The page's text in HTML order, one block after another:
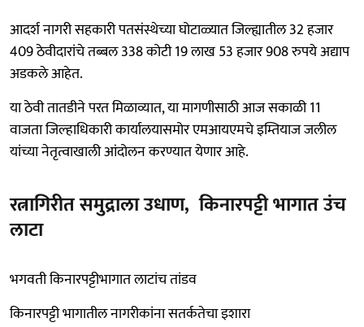
आदर्श नागरी सहकारी पतसंस्थेच्या घोटाळ्यात जिल्ह्यातील 32 हजार
409 ठेवीदारांचे तब्बल 338 कोटी 19 लाख 53 हजार 908 रुपये अद्याप
अडकले आहेत.
या ठेवी तातडीने परत मिळाव्यात, या मागणीसाठी आज सकाळी 11
वाजता जिल्हाधिकारी कार्यालयासमोर एमआयएमचे इम्तियाज जलील
यांच्या नेतृत्वाखाली आंदोलन करण्यात येणार आहे.
रत्नागिरीत समुद्राला उधाण, किनारपट्टी भागात उंच
लाटा
भगवती किनारपट्टीभागात लाटांच तांडव
किनारपट्टी भागातील नागरीकांना सतर्कतेचा इशारा